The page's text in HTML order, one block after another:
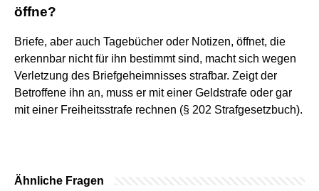
öffne?
Briefe, aber auch Tagebücher oder Notizen, öffnet, die
erkennbar nicht für ihn bestimmt sind, macht sich wegen
Verletzung des Briefgeheimnisses strafbar. Zeigt der
Betroffene ihn an, muss er mit einer Geldstrafe oder gar
mit einer Freiheitsstrafe rechnen (§ 202 Strafgesetzbuch).
Ähnliche Fragen